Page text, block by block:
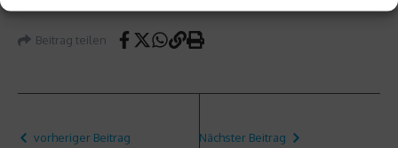
Beitrag teilen
vorheriger Beitrag Nächster Beitrag